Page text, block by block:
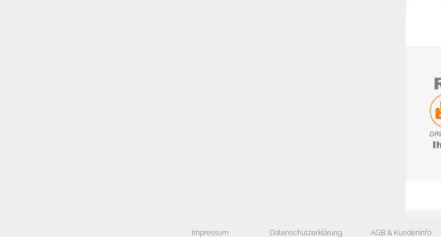
Impressum Datenschutzerklärung AGB & Kundeninfo